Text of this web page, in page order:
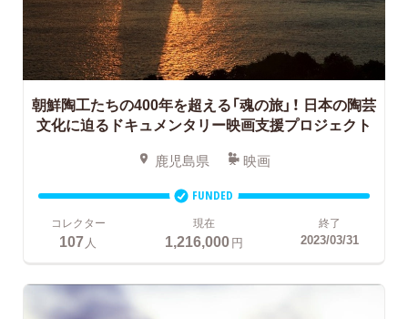
朝鮮陶工たちの400年を超える「魂の旅」！ 日本の陶芸
文化に迫るドキュメンタリー映画支援プロジェクト
鹿児島県 映画
FUNDED
コレクター
107 人
現在
1,216,000円
終了
2023/03/31